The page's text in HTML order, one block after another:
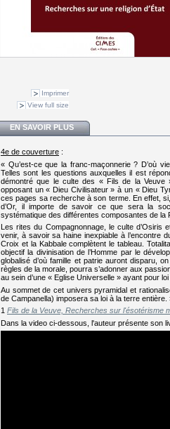
Imprimer
View full size
EN SAVOIR PLUS
4e de couverture :
« Qu’est-ce que la franc-maçonnerie ? D’où
Telles sont les questions auxquelles il est
démontré que le culte des « Fils de la Veuve
opposant un « Dieu Civilisateur » à un « Dieu
ces pages sa recherche à son terme. En effet,
d’Or, il importe de savoir ce que sera la
systématique des différentes composantes de la
Les rites du Compagnonnage, le culte d’Osiris
venir, à savoir sa haine inexpiable à l’encontre
Croix et la Kabbale complètent le tableau.
objectif la divinisation de l’Homme par le
globalisé d’où famille et patrie auront disparu,
règles de la morale, pourra s’adonner aux
au sein d’une « Eglise Universelle » ayant pour
Au sommet de cet univers pyramidal et
de Campanella) imposera sa loi à la terre entière.
1 Fils de la Veuve, Recherches sur l'ésotérisme
Dans la video ci-dessous, l'auteur présente son